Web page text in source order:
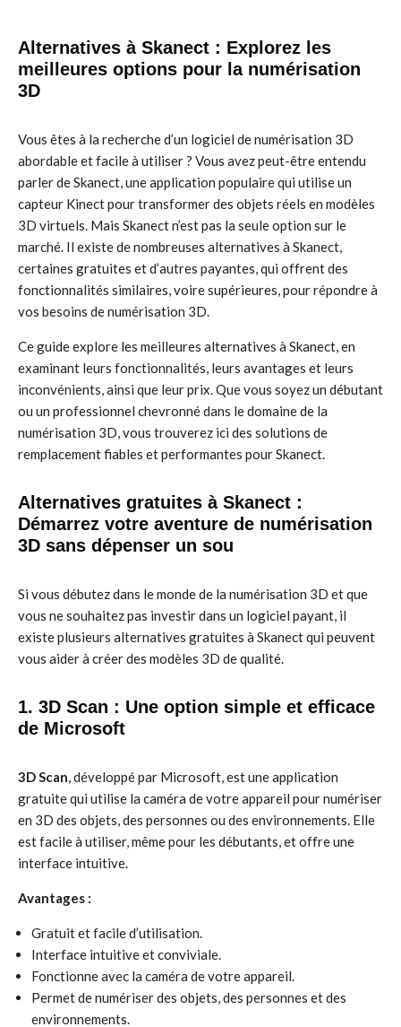
Alternatives à Skanect : Explorez les
meilleures options pour la numérisation
3D
Vous êtes à la recherche d’un logiciel de numérisation 3D
abordable et facile à utiliser ? Vous avez peut-être entendu
parler de Skanect, une application populaire qui utilise un
capteur Kinect pour transformer des objets réels en modèles
3D virtuels. Mais Skanect n’est pas la seule option sur le
marché. Il existe de nombreuses alternatives à Skanect,
certaines gratuites et d’autres payantes, qui offrent des
fonctionnalités similaires, voire supérieures, pour répondre à
vos besoins de numérisation 3D.
Ce guide explore les meilleures alternatives à Skanect, en
examinant leurs fonctionnalités, leurs avantages et leurs
inconvénients, ainsi que leur prix. Que vous soyez un débutant
ou un professionnel chevronné dans le domaine de la
numérisation 3D, vous trouverez ici des solutions de
remplacement fiables et performantes pour Skanect.
Alternatives gratuites à Skanect :
Démarrez votre aventure de numérisation
3D sans dépenser un sou
Si vous débutez dans le monde de la numérisation 3D et que
vous ne souhaitez pas investir dans un logiciel payant, il
existe plusieurs alternatives gratuites à Skanect qui peuvent
vous aider à créer des modèles 3D de qualité.
1. 3D Scan : Une option simple et efficace
de Microsoft
3D Scan, développé par Microsoft, est une application
gratuite qui utilise la caméra de votre appareil pour numériser
en 3D des objets, des personnes ou des environnements. Elle
est facile à utiliser, même pour les débutants, et offre une
interface intuitive.
Avantages :
Gratuit et facile d’utilisation.
Interface intuitive et conviviale.
Fonctionne avec la caméra de votre appareil.
Permet de numériser des objets, des personnes et des
environnements.